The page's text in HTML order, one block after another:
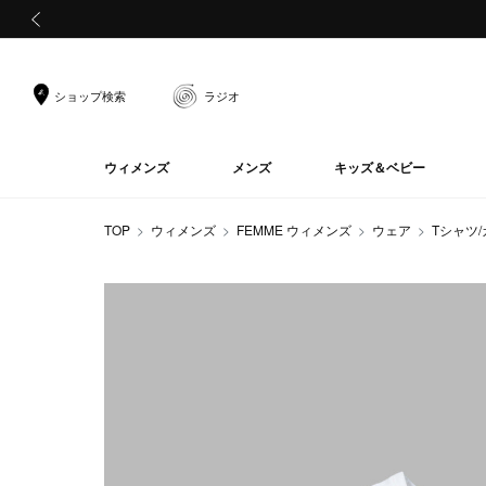
ショップ検索 ラジオ
ウィメンズ メンズ キッズ＆ベビー
TOP ウィメンズ FEMME ウィメンズ ウェア Tシャツ/